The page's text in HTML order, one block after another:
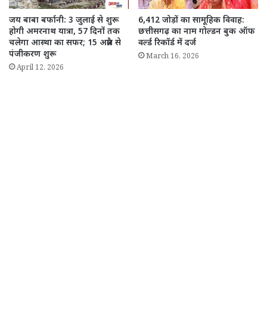
जय बाबा बर्फानी: 3 जुलाई से शुरू
होगी अमरनाथ यात्रा, 57 दिनों तक
चलेगा आस्था का सफर; 15 अप्रैल से
पंजीकरण शुरू
April 12, 2026
6,412 जोड़ों का सामूहिक विवाह:
छत्तीसगढ़ का नाम गोल्डन बुक ऑफ
वर्ल्ड रिकॉर्ड में दर्ज
March 16, 2026